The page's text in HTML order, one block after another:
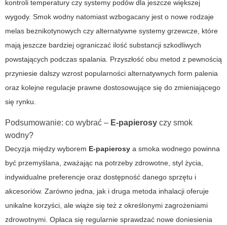
kontroli temperatury czy systemy podów dla jeszcze większej
wygody. Smok wodny natomiast wzbogacany jest o nowe rodzaje
melas beznikotynowych czy alternatywne systemy grzewcze, które
mają jeszcze bardziej ograniczać ilość substancji szkodliwych
powstających podczas spalania. Przyszłość obu metod z pewnością
przyniesie dalszy wzrost popularności alternatywnych form palenia
oraz kolejne regulacje prawne dostosowujące się do zmieniającego
się rynku.
Podsumowanie: co wybrać – E-papierosy czy smok
wodny?
Decyzja między wyborem E-papierosy a smoka wodnego powinna
być przemyślana, zważając na potrzeby zdrowotne, styl życia,
indywidualne preferencje oraz dostępność danego sprzętu i
akcesoriów. Zarówno jedna, jak i druga metoda inhalacji oferuje
unikalne korzyści, ale wiąże się też z określonymi zagrożeniami
zdrowotnymi. Opłaca się regularnie sprawdzać nowe doniesienia